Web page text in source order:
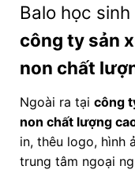
Balo học
công ty sản
non chất
Ngoài ra tại công
non chất lượng
in, thêu logo, hình
trung tâm ngoại